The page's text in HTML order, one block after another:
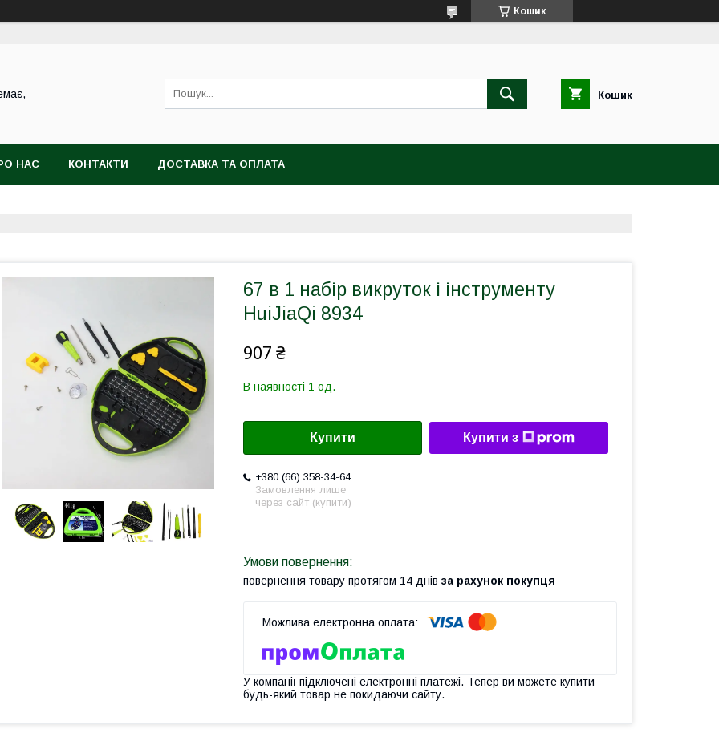
Кошик
Кошик
НАС КОНТАКТИ ДОСТАВКА ТА ОПЛАТА
67 в 1 набір викруток і інструменту
HuiJiaQi 8934
907 ₴
В наявності 1 од.
Купити Купити з
+380 (66) 358-34-64
Замовлення лише
через сайт (купити)
повернення товару протягом 14 днів за рахунок покупця
У компанії підключені електронні платежі. Тепер ви можете купити
будь-який товар не покидаючи сайту.